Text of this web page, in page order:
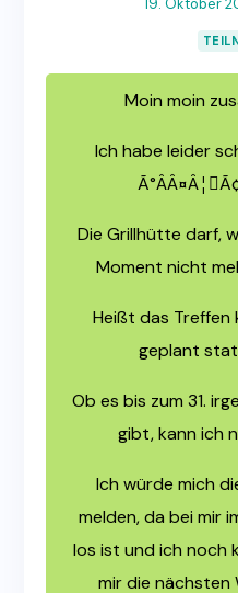
19. Oktober
Moin moin
Ich habe leider
Die Grillhütte darf,
Moment nicht
Heißt das Treffen
geplant
Ob es bis zum 31.
gibt, kann ich
Ich würde mich
melden, da bei mir
los ist und ich noch
mir die nächsten